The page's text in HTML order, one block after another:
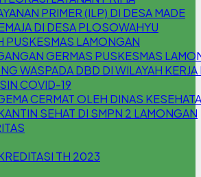
PRIMER (ILP) DI DESA MADE
DI DESA PLOSOWAHYU
PUSKESMAS LAMONGAN
GERMAS PUSKESMAS
WASPADA DBD DI WILAYAH
COVID-19
CERMAT OLEH DINAS
SEHAT DI SMPN 2 LAMONGAN
TH 2023